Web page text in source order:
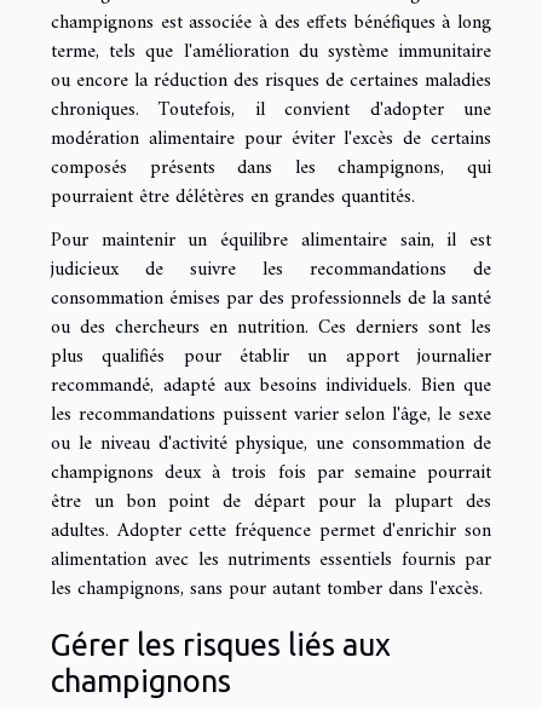
champignons est associée à des effets bénéfiques à long
terme, tels que l'amélioration du système immunitaire
ou encore la réduction des risques de certaines maladies
chroniques. Toutefois, il convient d'adopter une
modération alimentaire pour éviter l'excès de certains
composés présents dans les champignons, qui
pourraient être délétères en grandes quantités.
Pour maintenir un équilibre alimentaire sain, il est
judicieux de suivre les recommandations de
consommation émises par des professionnels de la santé
ou des chercheurs en nutrition. Ces derniers sont les
plus qualifiés pour établir un apport journalier
recommandé, adapté aux besoins individuels. Bien que
les recommandations puissent varier selon l'âge, le sexe
ou le niveau d'activité physique, une consommation de
champignons deux à trois fois par semaine pourrait
être un bon point de départ pour la plupart des
adultes. Adopter cette fréquence permet d'enrichir son
alimentation avec les nutriments essentiels fournis par
les champignons, sans pour autant tomber dans l'excès.
Gérer les risques liés aux
champignons